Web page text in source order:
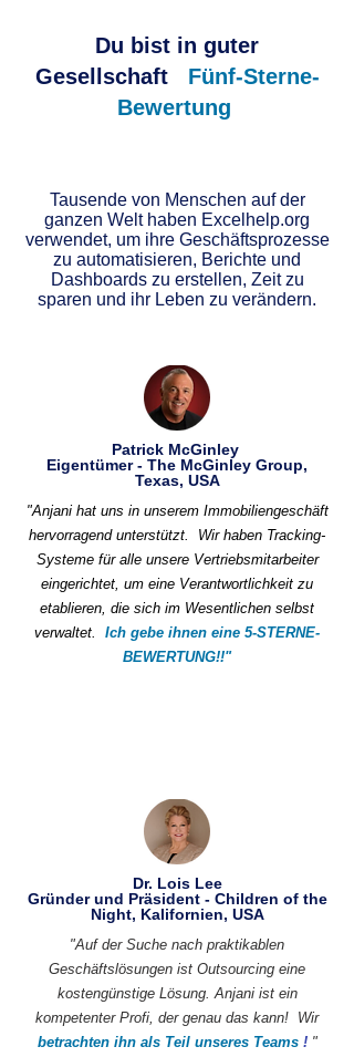
Du bist in guter
Gesellschaft
Fünf-Sterne-
Bewertung
Tausende von Menschen auf der
ganzen Welt haben Excelhelp.org
verwendet, um ihre Geschäftsprozesse
zu automatisieren, Berichte und
Dashboards zu erstellen, Zeit zu
sparen und ihr Leben zu verändern.
Patrick McGinley
Eigentümer - The McGinley Group,
Texas, USA
"Anjani hat uns in unserem Immobiliengeschäft
hervorragend unterstützt.
Wir haben Tracking-
Systeme für alle unsere Vertriebsmitarbeiter
eingerichtet, um eine Verantwortlichkeit zu
etablieren, die sich im Wesentlichen selbst
verwaltet.
Ich gebe ihnen eine 5-STERNE-
BEWERTUNG!!"
Dr. Lois Lee
Gründer und Präsident - Children of the
Night, Kalifornien, USA
"Auf der Suche nach praktikablen
Geschäftslösungen ist Outsourcing eine
kostengünstige Lösung. Anjani ist ein
kompetenter Profi, der genau das kann! Wir
betrachten ihn als Teil unseres Teams ! "